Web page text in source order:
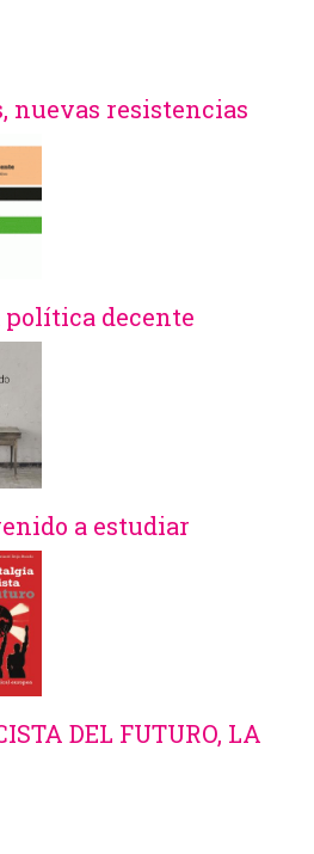
nuevas resistencias
decente
a estudiar
DEL FUTURO, LA